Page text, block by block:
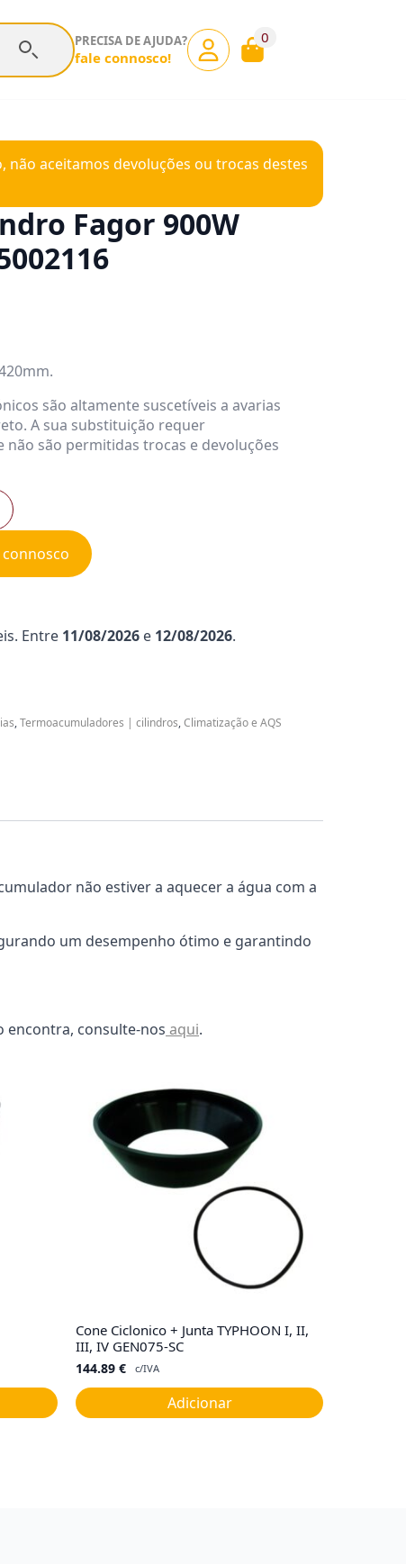
PRECISA DE AJUDA?
fale connosco!
0
aceitamos devoluções ou trocas destes
Fagor 900W
são altamente suscetíveis a avarias
A sua substituição requer
são permitidas trocas e devoluções
connosco
Entre 11/08/2026 e 12/08/2026.
,Termoacumuladores | cilindros,Climatização e AQS
não estiver a aquecer a água com a
um desempenho ótimo e garantindo
encontra, consulte-nos aqui.
Cone Ciclonico + Junta TYPHOON I, II,
III, IV GEN075-SC
144.89 € c/IVA
Adicionar